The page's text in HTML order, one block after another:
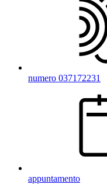
numero 037172231
appuntamento